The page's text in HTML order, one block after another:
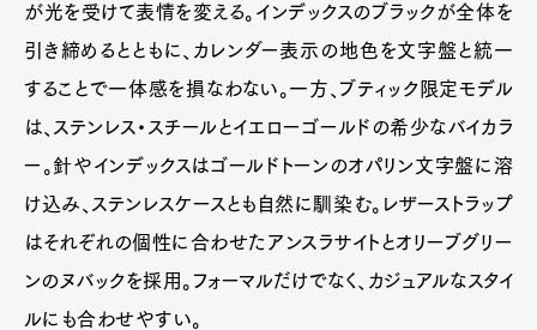
が光を受けて表情を変える。インデックスのブラックが全体を
引き締めるとともに、カレンダー表示の地色を文字盤と統一
することで一体感を損なわない。一方、ブティック限定モデル
は、ステンレス・スチールとイエローゴールドの希少なバイカラ
ー。針やインデックスはゴールドトーンのオパリン文字盤に溶
け込み、ステンレスケースとも自然に馴染む。レザーストラップ
はそれぞれの個性に合わせたアンスラサイトとオリーブグリー
ンのヌバックを採用。フォーマルだけでなく、カジュアルなスタイ
ルにも合わせやすい。